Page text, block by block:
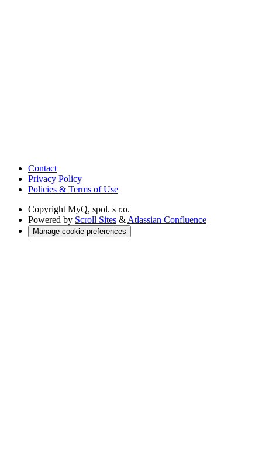
Contact
Privacy Policy
Policies & Terms of Use
Copyright MyQ, spol. s r.o.
Powered by Scroll Sites & Atlassian Confluence
Manage cookie preferences